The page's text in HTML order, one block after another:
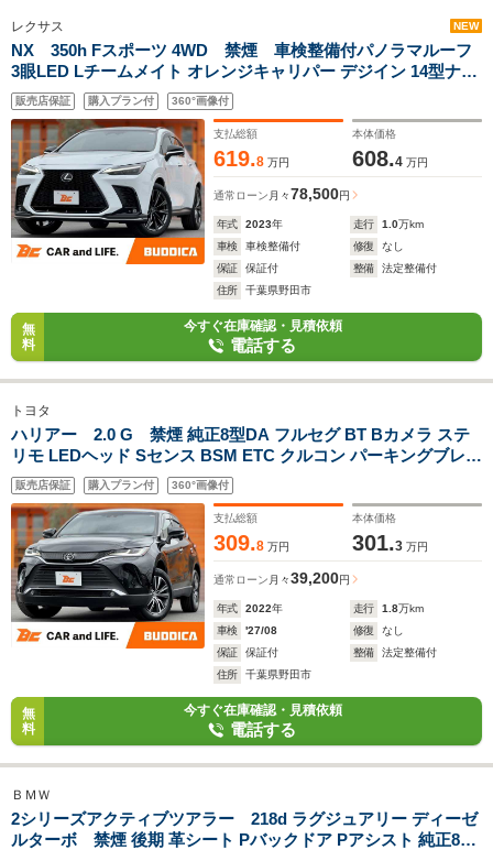
レクサス NEW
NX 350h Fスポーツ 4WD 禁煙 車検整備付パノラマルーフ
3眼LED Lチームメイト オレンジキャリパー デジイン 14型ナビ
全方位M BSM 前後シートヒーター ベンチレーション Pシート
Pバックドア オクダケ充電 純20AW
販売店保証 購入プラン付 360°画像付
支払総額
619.8 万円
本体価格
608.4 万円
通常ローン 月々78,500円
年式 2023年 走行 1.0万km
車検
車検整備付 修復
なし
保証
保証付 整備
法定整備付
住所
千葉県野田市
無
料
今すぐ在庫確認・見積依頼
電話する
トヨタ
ハリアー 2.0 G 禁煙 純正8型DA フルセグ BT Bカメラ ステ
リモ LEDヘッド Sセンス BSM ETC クルコン パーキングブレー
キ パワーシート 横滑り防止 車線逸脱 スマートキー Pスタート
純正18インチAW
販売店保証 購入プラン付 360°画像付
支払総額
309.8 万円
本体価格
301.3 万円
通常ローン 月々39,200円
年式 2022年 走行 1.8万km
車検
'27/08 修復
なし
保証
保証付 整備
法定整備付
住所
千葉県野田市
無
料
今すぐ在庫確認・見積依頼
電話する
ＢＭＷ
2シリーズアクティブツアラー 218d ラグジュアリー ディーゼ
ルターボ 禁煙 後期 革シート Pバックドア Pアシスト 純正8型